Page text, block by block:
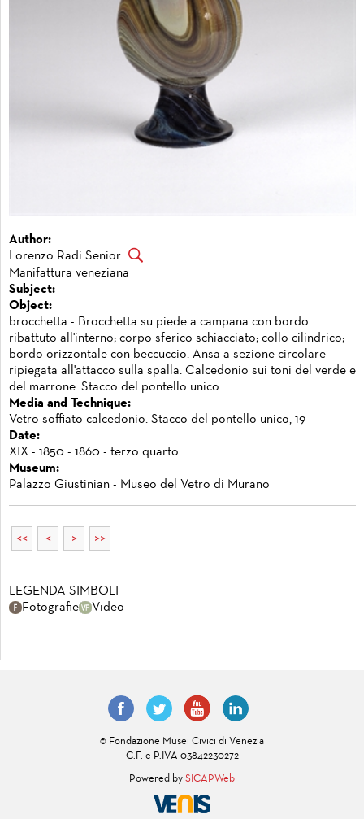
Author:
Lorenzo Radi Senior
Manifattura veneziana
Subject:
Object:
brocchetta - Brocchetta su piede a campana con bordo
ribattuto all'interno; corpo sferico schiacciato; collo cilindrico;
bordo orizzontale con beccuccio. Ansa a sezione circolare
ripiegata all'attacco sulla spalla. Calcedonio sui toni del verde e
del marrone. Stacco del pontello unico.
Media and Technique:
Vetro soffiato calcedonio. Stacco del pontello unico, 19
Date:
XIX - 1850 - 1860 - terzo quarto
Museum:
Palazzo Giustinian - Museo del Vetro di Murano
<< < > >>
LEGENDA SIMBOLI
Fotografie
Video
© Fondazione Musei Civici di Venezia
C.F. e P.IVA 03842230272
Powered by SICAPWeb